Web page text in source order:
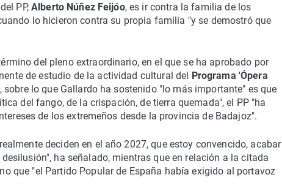
PP, Alberto Núñez Feijóo, es ir contra la familia de los
lo hicieron contra su propia familia "y se demostró que
del pleno extraordinario, en el que se ha aprobado por
de estudio de la actividad cultural del
Programa 'Ópera
lo que Gallardo ha sostenido "lo más importante" es que
del fango, de la crispación, de tierra quemada", el PP "ha
de los extremeños desde la provincia de Badajoz".
deciden en el año 2027, que estoy convencido, acabar
ha señalado, mientras que en relación a la citada
que "el Partido Popular de España había exigido al portavoz